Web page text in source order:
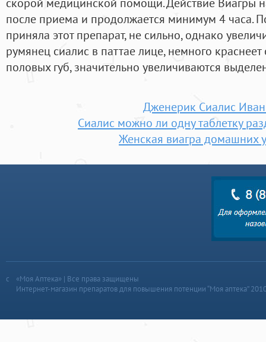
после приема и продолжается минимум 4 часа.
приняла этот препарат, не сильно, однако
румянец сиалис в паттае лице, немного
половых губ, значительно увеличиваются
Дженерик Сиалис
Сиалис можно ли одну таблетку
Женская виагра домашних
«Моя Аптека» | Все права защищены
Интернет-магазин препаратов для повышения потенции “Моя аптека”